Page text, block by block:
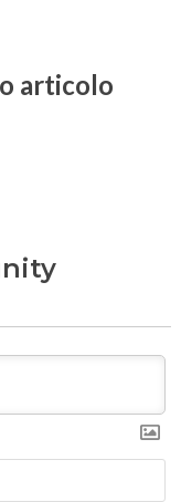
articolo